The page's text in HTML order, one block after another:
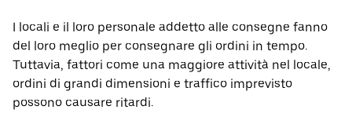
I locali e il loro personale addetto alle consegne fanno
del loro meglio per consegnare gli ordini in tempo.
Tuttavia, fattori come una maggiore attività nel locale,
ordini di grandi dimensioni e traffico imprevisto
possono causare ritardi.